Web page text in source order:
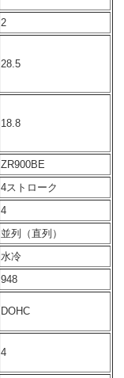
2
28.5
18.8
ZR900BE
4ストローク
4
並列（直列）
水冷
948
DOHC
4